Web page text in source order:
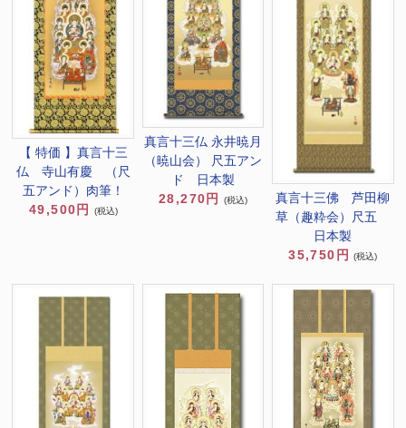
【 特価 】真言十三
仏 寺山有慶 （尺
五アンド）肉筆！
49,500円
(税込)
真言十三仏 永井暁月
（暁山会） 尺五アン
ド 日本製
28,270円
(税込)
真言十三佛 芦田柳
草（趣粋会）尺五
日本製
35,750円
(税込)